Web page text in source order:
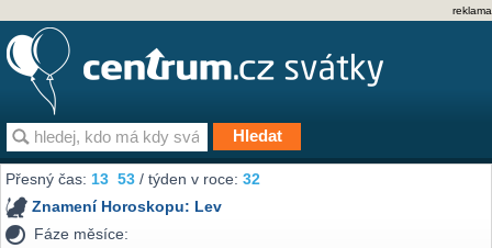
reklama
Přesný čas:13 53 / týden v roce:32
Znamení Horoskopu: Lev
Fáze měsíce: